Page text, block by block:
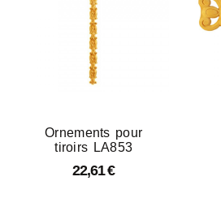
Ornements pour
tiroirs LA853
22,61€